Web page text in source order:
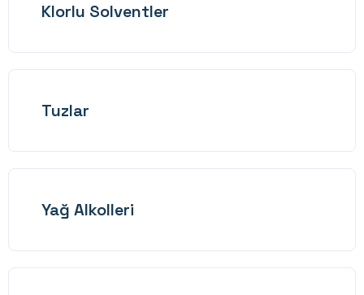
Klorlu Solventler
Tuzlar
Yağ Alkolleri